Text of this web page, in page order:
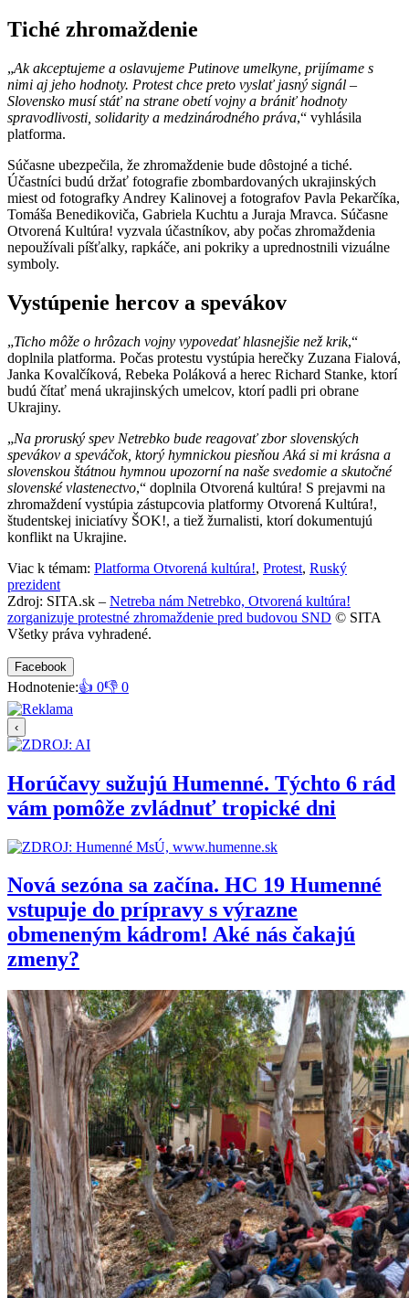
Tiché zhromaždenie
„Ak akceptujeme a oslavujeme Putinove umelkyne, prijímame s
nimi aj jeho hodnoty. Protest chce preto vyslať jasný signál –
Slovensko musí stáť na strane obetí vojny a brániť hodnoty
spravodlivosti, solidarity a medzinárodného práva,“ vyhlásila
platforma.
Súčasne ubezpečila, že zhromaždenie bude dôstojné a tiché.
Účastníci budú držať fotografie zbombardovaných ukrajinských
miest od fotografky Andrey Kalinovej a fotografov Pavla Pekarčíka,
Tomáša Benedikoviča, Gabriela Kuchtu a Juraja Mravca. Súčasne
Otvorená Kultúra! vyzvala účastníkov, aby počas zhromaždenia
nepoužívali píšťalky, rapkáče, ani pokriky a uprednostnili vizuálne
symboly.
Vystúpenie hercov a spevákov
„Ticho môže o hrôzach vojny vypovedať hlasnejšie než krik,“
doplnila platforma. Počas protestu vystúpia herečky Zuzana Fialová,
Janka Kovalčíková, Rebeka Poláková a herec Richard Stanke, ktorí
budú čítať mená ukrajinských umelcov, ktorí padli pri obrane
Ukrajiny.
„Na proruský spev Netrebko bude reagovať zbor slovenských
spevákov a speváčok, ktorý hymnickou piesňou Aká si mi krásna a
slovenskou štátnou hymnou upozorní na naše svedomie a skutočné
slovenské vlastenectvo,“ doplnila Otvorená kultúra! S prejavmi na
zhromaždení vystúpia zástupcovia platformy Otvorená Kultúra!,
študentskej iniciatívy ŠOK!, a tiež žurnalisti, ktorí dokumentujú
konflikt na Ukrajine.
Viac k témam: Platforma Otvorená kultúra!, Protest, Ruský
prezident
Zdroj: SITA.sk – Netreba nám Netrebko, Otvorená kultúra!
zorganizuje protestné zhromaždenie pred budovou SND © SITA
Všetky práva vyhradené.
Facebook
Hodnotenie:👍 0👎 0
‹
Horúčavy sužujú Humenné. Týchto 6 rád
vám pomôže zvládnuť tropické dni
Nová sezóna sa začína. HC 19 Humenné
vstupuje do prípravy s výrazne
obmeneným kádrom! Aké nás čakajú
zmeny?